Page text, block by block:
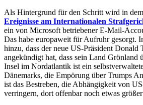
Als Hintergrund für den Schritt wird in
Ereignisse am Internationalen
ein von Microsoft betriebener E-Mail-
Das habe europaweit für Aufruhr gesorgt.
hinzu, dass der neue US-Präsident Donald
angekündigt hat, dass sein Land Grönland
Insel im Nordatlantik ist ein
Dänemarks, die Empörung über Trumps
ist das Bestreben, die Abhängigkeit von
verringern, dort offenbar noch etwas